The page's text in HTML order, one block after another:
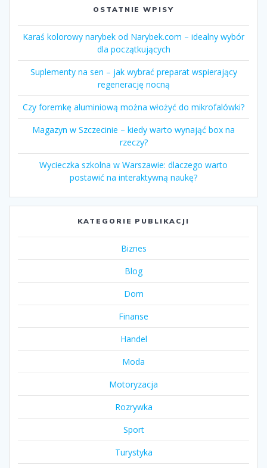
OSTATNIE WPISY
Karaś kolorowy narybek od Narybek.com – idealny wybór
dla początkujących
Suplementy na sen – jak wybrać preparat wspierający
regenerację nocną
Czy foremkę aluminiową można włożyć do mikrofalówki?
Magazyn w Szczecinie – kiedy warto wynająć box na
rzeczy?
Wycieczka szkolna w Warszawie: dlaczego warto
postawić na interaktywną naukę?
KATEGORIE PUBLIKACJI
Biznes
Blog
Dom
Finanse
Handel
Moda
Motoryzacja
Rozrywka
Sport
Turystyka